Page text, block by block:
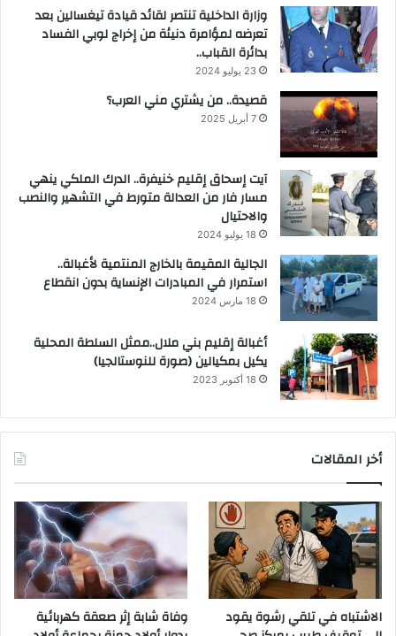
وزارة الداخلية تنتصر لقائد قيادة تيغسالين بعد
تعرضه لمؤامرة دنيئة من إخراج لوبي الفساد
بدائرة القباب..
23 يوليو 2024
قصيدة.. من يشتري مني العرب؟
7 أبريل 2025
آيت إسحاق إقليم خنيفرة.. الدرك الملكي ينهي
مسار فار من العدالة متورط في التشهير والنصب
والاحتيال
18 يوليو 2024
الجالية المقيمة بالخارج المنتمية لأغبالة..
استمرار في المبادرات الإنساية بدون انقطاع
18 مارس 2024
أغبالة إقليم بني ملال..ممثل السلطة المحلية
يكيل بمكيالين (صورة للنوستالجيا)
18 أكتوبر 2023
أخر المقالات
الاشتباه في تلقي رشوة يقود
وفاة شابة إثر صعقة كهربائية